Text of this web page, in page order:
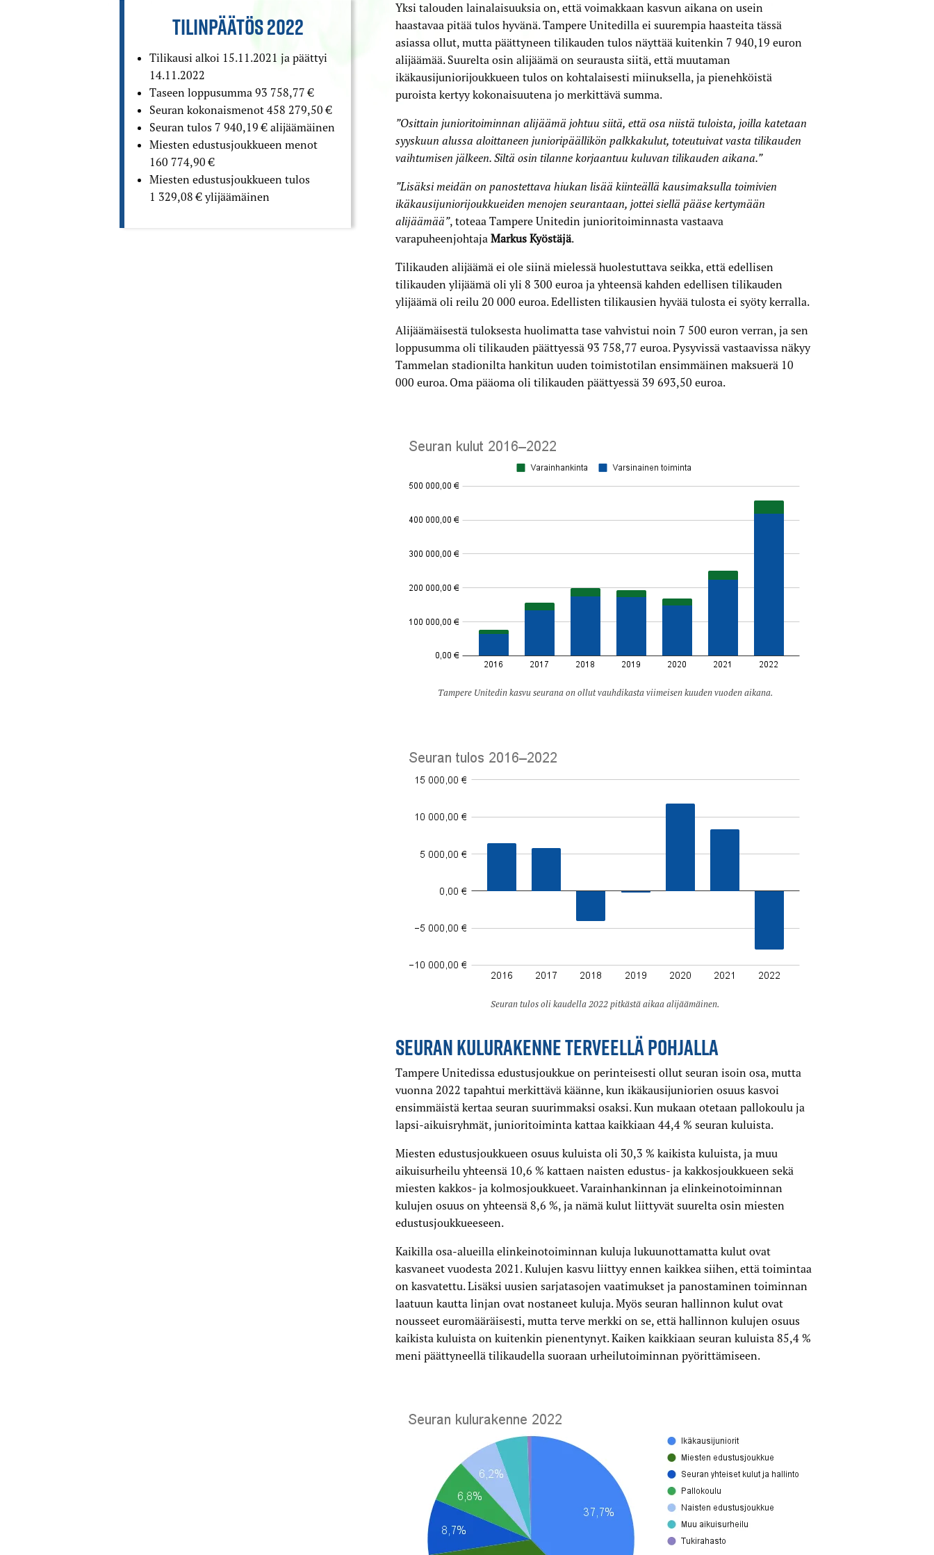
TILINPÄÄTÖS 2022
Tilikausi alkoi 15.11.2021 ja päättyi
14.11.2022
Taseen loppusumma 93 758,77 €
Seuran kokonaismenot 458 279,50 €
Seuran tulos 7 940,19 € alijäämäinen
Miesten edustusjoukkueen menot
160 774,90 €
Miesten edustusjoukkueen tulos
1 329,08 € ylijäämäinen
Yksi talouden lainalaisuuksia on, että voimakkaan kasvun aikana on usein
haastavaa pitää tulos hyvänä. Tampere Unitedilla ei suurempia haasteita tässä
asiassa ollut, mutta päättyneen tilikauden tulos näyttää kuitenkin 7 940,19 euron
alijäämää. Suurelta osin alijäämä on seurausta siitä, että muutaman
ikäkausijuniorijoukkueen tulos on kohtalaisesti miinuksella, ja pienehköistä
puroista kertyy kokonaisuutena jo merkittävä summa.
”Osittain junioritoiminnan alijäämä johtuu siitä, että osa niistä tuloista, joilla katetaan
syyskuun alussa aloittaneen junioripäällikön palkkakulut, toteutuivat vasta tilikauden
vaihtumisen jälkeen. Siltä osin tilanne korjaantuu kuluvan tilikauden aikana.”
”Lisäksi meidän on panostettava hiukan lisää kiinteällä kausimaksulla toimivien
ikäkausijuniorijoukkueiden menojen seurantaan, jottei siellä pääse kertymään
alijäämää”, toteaa Tampere Unitedin junioritoiminnasta vastaava
varapuheenjohtajaMarkus Kyöstäjä.
Tilikauden alijäämä ei ole siinä mielessä huolestuttava seikka, että edellisen
tilikauden ylijäämä oli yli 8 300 euroa ja yhteensä kahden edellisen tilikauden
ylijäämä oli reilu 20 000 euroa. Edellisten tilikausien hyvää tulosta ei syöty kerralla.
Alijäämäisestä tuloksesta huolimatta tase vahvistui noin 7 500 euron verran, ja sen
loppusumma oli tilikauden päättyessä 93 758,77 euroa. Pysyvissä vastaavissa näkyy
Tammelan stadionilta hankitun uuden toimistotilan ensimmäinen maksuerä 10
000 euroa. Oma pääoma oli tilikauden päättyessä 39 693,50 euroa.
Tampere Unitedin kasvu seurana on ollut vauhdikasta viimeisen kuuden vuoden aikana.
Seuran tulos oli kaudella 2022 pitkästä aikaa alijäämäinen.
SEURAN KULURAKENNE TERVEELLÄ POHJALLA
Tampere Unitedissa edustusjoukkue on perinteisesti ollut seuran isoin osa, mutta
vuonna 2022 tapahtui merkittävä käänne, kun ikäkausijuniorien osuus kasvoi
ensimmäistä kertaa seuran suurimmaksi osaksi. Kun mukaan otetaan pallokoulu ja
lapsi-aikuisryhmät, junioritoiminta kattaa kaikkiaan 44,4 % seuran kuluista.
Miesten edustusjoukkueen osuus kuluista oli 30,3 % kaikista kuluista, ja muu
aikuisurheilu yhteensä 10,6 % kattaen naisten edustus- ja kakkosjoukkueen sekä
miesten kakkos- ja kolmosjoukkueet. Varainhankinnan ja elinkeinotoiminnan
kulujen osuus on yhteensä 8,6 %, ja nämä kulut liittyvät suurelta osin miesten
edustusjoukkueeseen.
Kaikilla osa-alueilla elinkeinotoiminnan kuluja lukuunottamatta kulut ovat
kasvaneet vuodesta 2021. Kulujen kasvu liittyy ennen kaikkea siihen, että toimintaa
on kasvatettu. Lisäksi uusien sarjatasojen vaatimukset ja panostaminen toiminnan
laatuun kautta linjan ovat nostaneet kuluja. Myös seuran hallinnon kulut ovat
nousseet euromääräisesti, mutta terve merkki on se, että hallinnon kulujen osuus
kaikista kuluista on kuitenkin pienentynyt. Kaiken kaikkiaan seuran kuluista 85,4 %
meni päättyneellä tilikaudella suoraan urheilutoiminnan pyörittämiseen.